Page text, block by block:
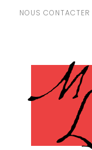
NOUS CONTACTER